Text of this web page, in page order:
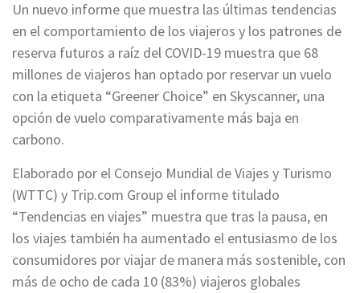
Un nuevo informe que muestra las últimas tendencias
en el comportamiento de los viajeros y los patrones de
reserva futuros a raíz del COVID-19 muestra que 68
millones de viajeros han optado por reservar un vuelo
con la etiqueta “Greener Choice” en Skyscanner, una
opción de vuelo comparativamente más baja en
carbono.
Elaborado por el Consejo Mundial de Viajes y Turismo
(WTTC) y Trip.com Group el informe titulado
“Tendencias en viajes” muestra que tras la pausa, en
los viajes también ha aumentado el entusiasmo de los
consumidores por viajar de manera más sostenible, con
más de ocho de cada 10 (83%) viajeros globales